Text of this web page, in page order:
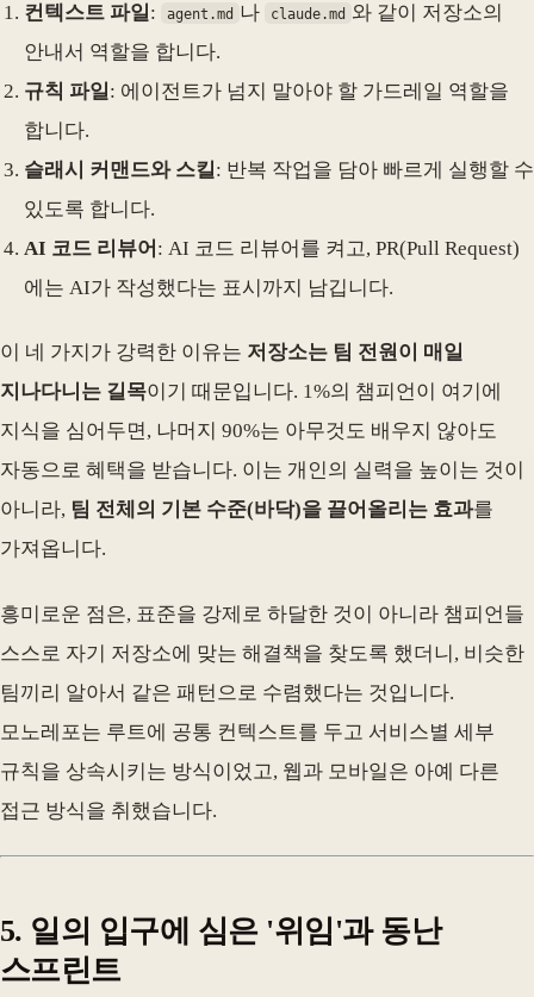
컨텍스트 파일 : agent.md 나 claude.md 와 같이 저장소의
안내서 역할을 합니다.
규칙 파일 : 에이전트가 넘지 말아야 할 가드레일 역할을
합니다.
슬래시 커맨드와 스킬 : 반복 작업을 담아 빠르게 실행할 수
있도록 합니다.
AI 코드 리뷰어 : AI 코드 리뷰어를 켜고, PR(Pull Request)
에는 AI가 작성했다는 표시까지 남깁니다.
이 네 가지가 강력한 이유는 저장소는 팀 전원이 매일
지나다니는 길목이기 때문입니다. 1%의 챔피언이 여기에
지식을 심어두면, 나머지 90%는 아무것도 배우지 않아도
자동으로 혜택을 받습니다. 이는 개인의 실력을 높이는 것이
아니라, 팀 전체의 기본 수준(바닥)을 끌어올리는 효과를
가져옵니다.
흥미로운 점은, 표준을 강제로 하달한 것이 아니라 챔피언들
스스로 자기 저장소에 맞는 해결책을 찾도록 했더니, 비슷한
팀끼리 알아서 같은 패턴으로 수렴했다는 것입니다.
모노레포는 루트에 공통 컨텍스트를 두고 서비스별 세부
규칙을 상속시키는 방식이었고, 웹과 모바일은 아예 다른
접근 방식을 취했습니다.
5. 일의 입구에 심은 '위임'과 동난
스프린트